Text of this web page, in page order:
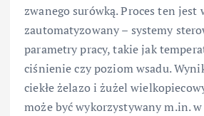
zwanego surówką. Proces ten jest
zautomatyzowany – systemy
parametry pracy, takie jak
ciśnienie czy poziom wsadu.
ciekłe żelazo i żużel
może być wykorzystywany m.in.